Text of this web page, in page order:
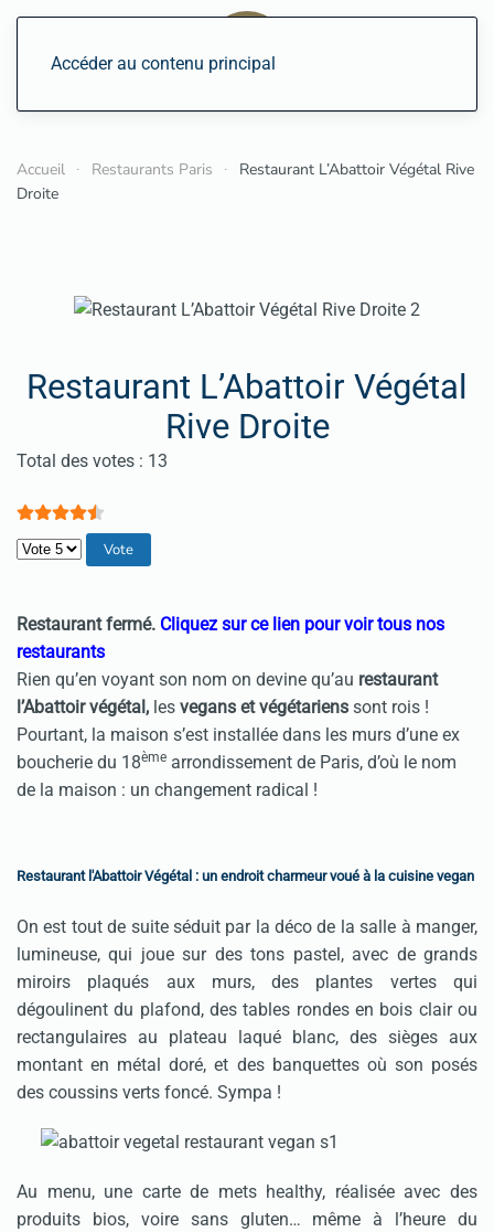
Accéder au contenu principal
Accueil Restaurants Paris
Restaurant L’Abattoir Végétal Rive
Droite
Restaurant L’Abattoir Végétal
Rive Droite
Vote utilisateur:4.5/
Total des votes : 13
Veuillez voter
Restaurant fermé. Cliquez sur ce lien pour voir tous nos
restaurants
Rien qu’en voyant son nom on devine qu’au restaurant
l’Abattoir végétal, les vegans et végétariens sont rois !
Pourtant, la maison s’est installée dans les murs d’une ex
boucherie du 18ème arrondissement de Paris, d’où le nom
de la maison : un changement radical !
Restaurant l'Abattoir Végétal : un endroit charmeur voué à la cuisine vegan
On est tout de suite séduit par la déco de la salle à manger,
lumineuse, qui joue sur des tons pastel, avec de grands
miroirs plaqués aux murs, des plantes vertes qui
dégoulinent du plafond, des tables rondes en bois clair ou
rectangulaires au plateau laqué blanc, des sièges aux
montant en métal doré, et des banquettes où son posés
des coussins verts foncé. Sympa !
Au menu, une carte de mets healthy, réalisée avec des
produits bios, voire sans gluten… même à l’heure du